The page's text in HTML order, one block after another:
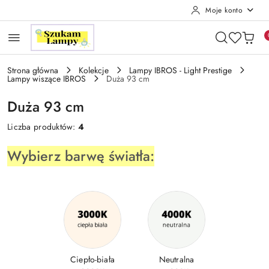
Moje konto
Strona główna Kolekcje Lampy IBROS - Light Prestige
Lampy wiszące IBROS Duża 93 cm
Duża 93 cm
Liczba produktów:4
Wybierz barwę światła:
Ciepło-biała
Neutralna